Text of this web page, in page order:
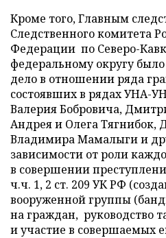
Кроме того, Главным
Следственного комитета
Федерации по Северо-
федеральному округу
дело в отношении ряда
состоявших в рядах УНА-
Валерия Бобровича,
Андрея и Олега Тягнибок,
Владимира Мамалыги и
зависимости от роли
в совершении
ч.ч. 1, 2 ст. 209 УК РФ
вооруженной группы
на граждан, руководство
и участие в совершаемых